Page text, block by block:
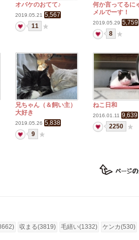
オバケのおてて♪
2019.05.21 5,567
11
何か言ってるに
メルでーす！
2019.05.29 5,759
8
兄ちゃん（＆飼い主）
大好き
2019.05.26 5,838
9
ねこ日和
2016.01.11 9,639
2250
収まる(3819) 毛繕い(1332) ケンカ(530)